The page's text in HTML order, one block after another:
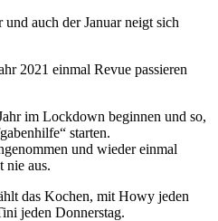
auch der Januar neigt sich
2021 einmal Revue passieren
im Lockdown beginnen und so,
starten.
und wieder einmal
nie aus.
das Kochen, mit Howy jeden
jeden Donnerstag.